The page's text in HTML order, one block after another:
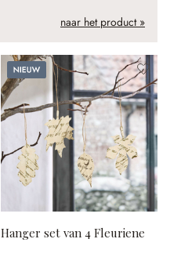
naar het product »
Nieuw
Hanger set van 4 Fleuriene